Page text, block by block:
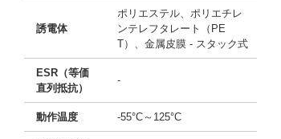
誘電体
ポリエステル、ポリエチレ
ンテレフタレート（PE
T）、金属皮膜 - スタック式
ESR（等価
直列抵抗）
-
動作温度 -55°C～125°C